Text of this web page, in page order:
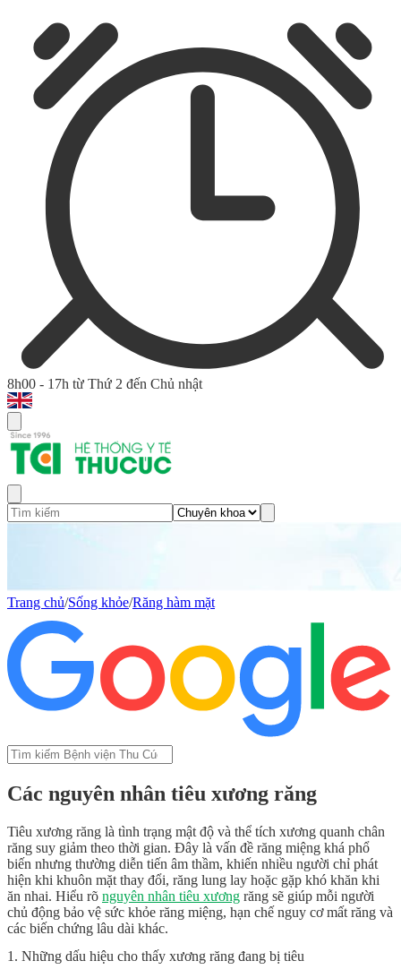
8h00 - 17h từ Thứ 2 đến Chủ nhật
Trang chủ/Sống khỏe/Răng hàm mặt
Các nguyên nhân tiêu xương răng
Tiêu xương răng là tình trạng mật độ và thể tích xương quanh chân
răng suy giảm theo thời gian. Đây là vấn đề răng miệng khá phổ
biến nhưng thường diễn tiến âm thầm, khiến nhiều người chỉ phát
hiện khi khuôn mặt thay đổi, răng lung lay hoặc gặp khó khăn khi
ăn nhai. Hiểu rõ nguyên nhân tiêu xương răng sẽ giúp mỗi người
chủ động bảo vệ sức khỏe răng miệng, hạn chế nguy cơ mất răng và
các biến chứng lâu dài khác.
1. Những dấu hiệu cho thấy xương răng đang bị tiêu